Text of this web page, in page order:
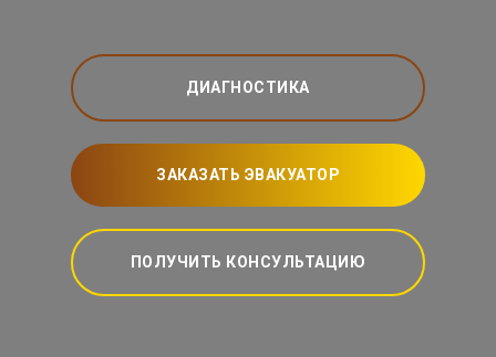
ДИАГНОСТИКА
ЗАКАЗАТЬ ЭВАКУАТОР
ПОЛУЧИТЬ КОНСУЛЬТАЦИЮ